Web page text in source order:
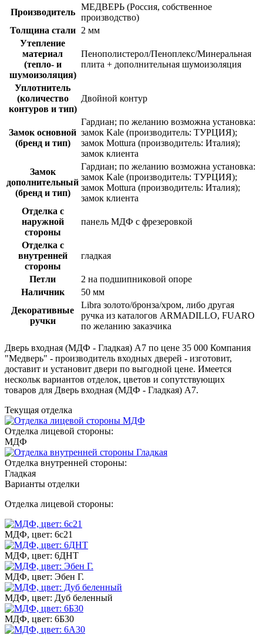
Производитель
МЕДВЕРЬ (Россия, собственное
производство)
Толщина стали
2 мм
Утепление
материал
(тепло- и
шумоизоляция)
Пенополистерол/Пеноплекс/Минеральная
плита + дополнительная шумоизоляция
Уплотнитель
(количество
контуров и тип)
Двойной контур
Замок основной
(бренд и тип)
Гардиан; по желанию возможна установка:
замок Kale (производитель: ТУРЦИЯ);
замок Mottura (производитель: Италия);
замок клиента
Замок
дополнительный
(бренд и тип)
Гардиан; по желанию возможна установка:
замок Kale (производитель: ТУРЦИЯ);
замок Mottura (производитель: Италия);
замок клиента
Отделка с
наружной
стороны
панель МДФ с фрезеровкой
Отделка с
внутренней
стороны
гладкая
Петли
2 на подшипниковой опоре
Наличник
50 мм
Декоративные
ручки
Libra золото/бронза/хром, либо другая
ручка из каталогов ARMADILLO, FUARO
по желанию заказчика
Дверь входная (МДФ - Гладкая) A7 по цене 35 000 Компания
"Медверь" - производитель входных дверей - изготовит,
доставит и установит двери по выгодной цене. Имеется
нескольк вариантов отделок, цветов и сопутствующих
товаров для Дверь входная (МДФ - Гладкая) A7.
Текущая отделка
Отделка лицевой стороны:
МДФ
Отделка внутренней стороны:
Гладкая
Варианты отделки
Отделка лицевой стороны:
МДФ, цвет: 6с21
МДФ, цвет: 6ДНТ
МДФ, цвет: Эбен Г.
МДФ, цвет: Дуб беленный
МДФ, цвет: 6Б30